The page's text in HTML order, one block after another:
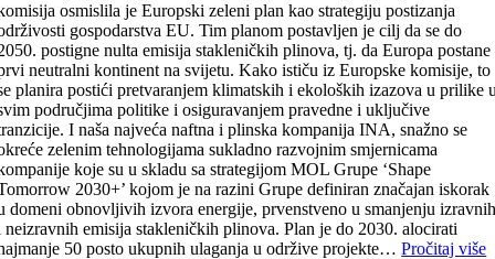
osmislila je Europski zeleni plan kao strategiju postizanja
gospodarstva EU. Tim planom postavljen je cilj da se do
postigne nulta emisija stakleničkih plinova, tj. da Europa postane
neutralni kontinent na svijetu. Kako ističu iz Europske komisije, to
planira postići pretvaranjem klimatskih i ekoloških izazova u prilike
područjima politike i osiguravanjem pravedne i uključive
I naša najveća naftna i plinska kompanija INA, snažno se
zelenim tehnologijama sukladno razvojnim smjernicama
koje su u skladu sa strategijom MOL Grupe ‘Shape
2030+’ kojom je na razini Grupe definiran značajan iskorak
domeni obnovljivih izvora energije, prvenstveno u smanjenju
neizravnih emisija stakleničkih plinova. Plan je do 2030. alocirati
50 posto ukupnih ulaganja u održive projekte…Pročitaj više